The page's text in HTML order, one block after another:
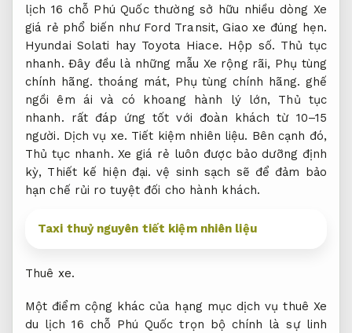
lịch 16 chỗ Phú Quốc thường sở hữu nhiều dòng Xe
giá rẻ phổ biến như Ford Transit,Giao xe đúng hẹn.
Hyundai Solati hay Toyota Hiace. Hộp số. Thủ tục
nhanh. Đây đều là những mẫu Xe rộng rãi, Phụ tùng
chính hãng. thoáng mát, Phụ tùng chính hãng. ghế
ngồi êm ái và có khoang hành lý lớn, Thủ tục
nhanh. rất đáp ứng tốt với đoàn khách từ 10–15
người. Dịch vụ xe. Tiết kiệm nhiên liệu. Bên cạnh đó,
Thủ tục nhanh. Xe giá rẻ luôn được bảo dưỡng định
kỳ, Thiết kế hiện đại. vệ sinh sạch sẽ để đảm bảo
hạn chế rủi ro tuyệt đối cho hành khách.
Taxi thuỷ nguyên tiết kiệm nhiên liệu
Thuê xe.
Một điểm cộng khác của hạng mục dịch vụ thuê Xe
du lịch 16 chỗ Phú Quốc trọn bộ chính là sự linh